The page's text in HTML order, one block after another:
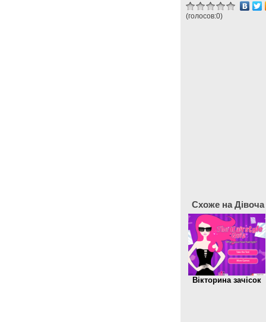
(голосов:0)
Схоже на
Вікторина зачісок